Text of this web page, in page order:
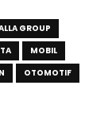
GROUP
MOBIL
OTOMOTIF